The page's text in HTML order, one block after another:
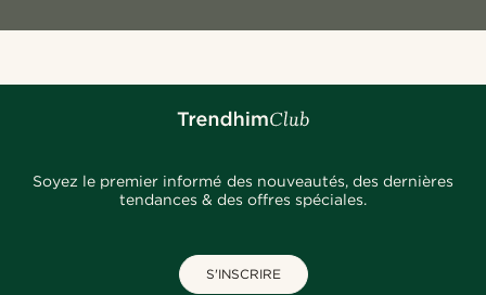
Soyez le premier informé des nouveautés, des dernières
tendances & des offres spéciales.
S'INSCRIRE